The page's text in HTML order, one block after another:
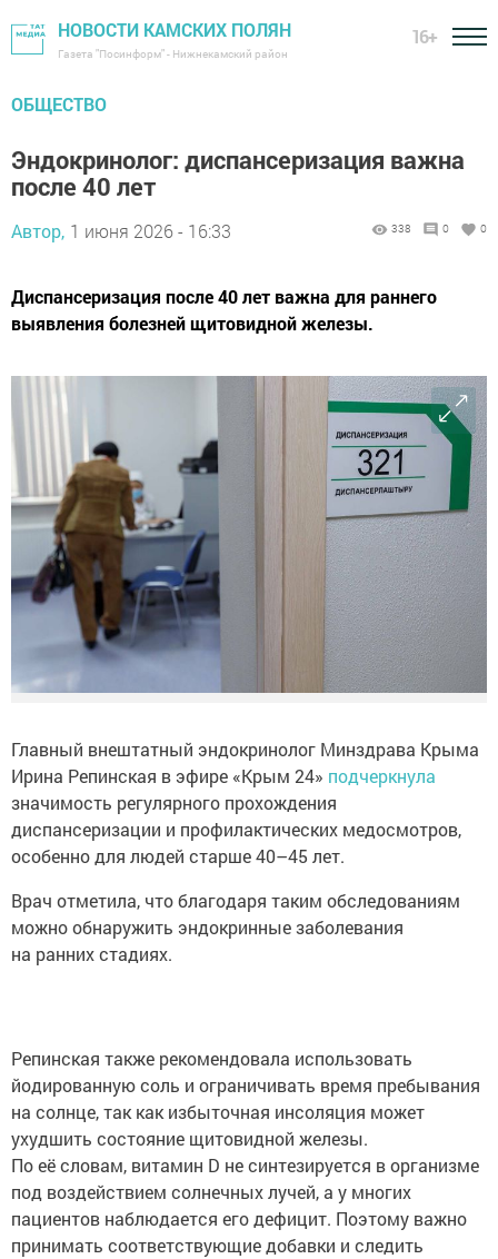
НОВОСТИ КАМСКИХ ПОЛЯН
Газета "Посинформ" - Нижнекамский район
16+
ОБЩЕСТВО
Эндокринолог: диспансеризация важна
после 40 лет
Автор, 1 июня 2026 - 16:33 338 0 0
Диспансеризация после 40 лет важна для раннего
выявления болезней щитовидной железы.
Главный внештатный эндокринолог Минздрава Крыма
Ирина Репинская в эфире «Крым 24» подчеркнула
значимость регулярного прохождения
диспансеризации и профилактических медосмотров,
особенно для людей старше 40–45 лет.
Врач отметила, что благодаря таким обследованиям
можно обнаружить эндокринные заболевания
на ранних стадиях.
Репинская также рекомендовала использовать
йодированную соль и ограничивать время пребывания
на солнце, так как избыточная инсоляция может
ухудшить состояние щитовидной железы.
По её словам, витамин D не синтезируется в организме
под воздействием солнечных лучей, а у многих
пациентов наблюдается его дефицит. Поэтому важно
принимать соответствующие добавки и следить